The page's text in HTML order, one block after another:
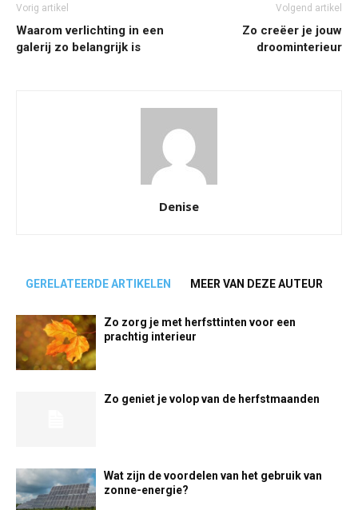
Vorig artikel
Waarom verlichting in een
galerij zo belangrijk is
Volgend artikel
Zo creëer je jouw
droominterieur
Denise
GERELATEERDE ARTIKELEN MEER VAN DEZE AUTEUR
Zo zorg je met herfsttinten voor een
prachtig interieur
Zo geniet je volop van de herfstmaanden
Wat zijn de voordelen van het gebruik van
zonne-energie?